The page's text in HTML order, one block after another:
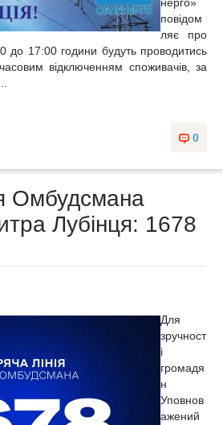
нерго»
повідом
ляє про
до 17:00 години будуть проводитись
відключенням споживачів, за
0
Омбудсмана
Лубінця: 1678
Для
зручност
і
громадя
н
Уповнов
ажений